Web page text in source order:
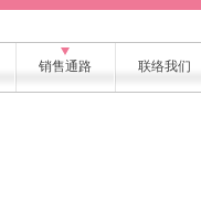
销售通路 联络我们